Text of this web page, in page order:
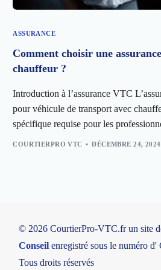
ASSURANCE
Comment choisir une
chauffeur ?
Introduction à l’assurance VTC
pour véhicule de transport avec
spécifique requise pour les
COURTIERPRO VTC DÉCEMBRE 24, 2024
© 2026 CourtierPro-VTC.fr un site
Conseil enregistré sous le numéro
Tous droits réservés